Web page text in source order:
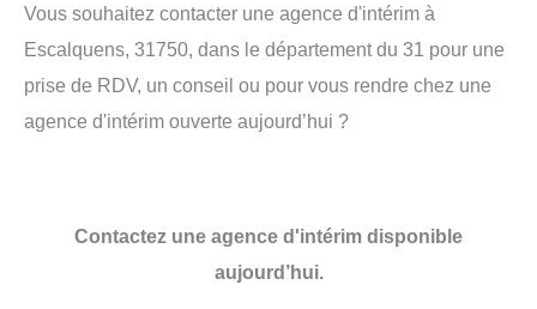
Vous souhaitez contacter une agence d'intérim à
Escalquens, 31750, dans le département du 31 pour une
prise de RDV, un conseil ou pour vous rendre chez une
agence d'intérim ouverte aujourd’hui ?
Contactez une agence d'intérim disponible
aujourd’hui.